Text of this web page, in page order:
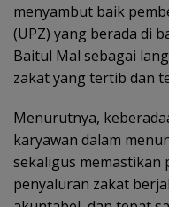
menyambut baik
(UPZ) yang berada di
Baitul Mal sebagai
zakat yang tertib dan
Menurutnya,
karyawan dalam
sekaligus memastikan
penyaluran zakat